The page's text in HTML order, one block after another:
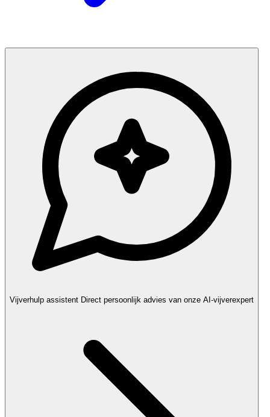
Vijverhulp assistent Direct persoonlijk advies van onze AI-vijverexpert